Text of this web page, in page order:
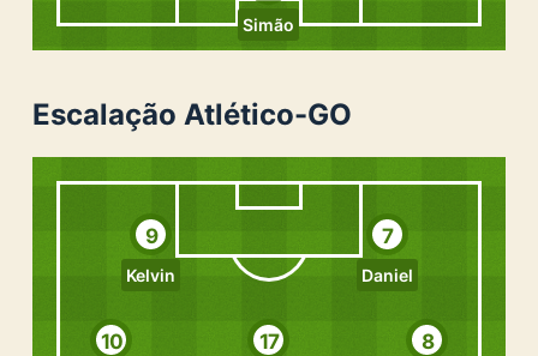
Simão
Escalação Atlético-GO
9
Kelvin
7
Daniel
10 17 8